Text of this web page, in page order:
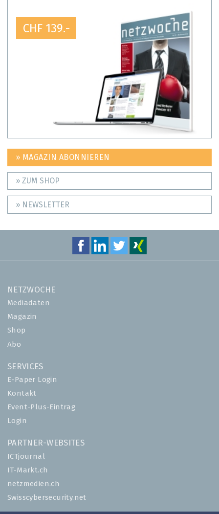
CHF 139.-
» MAGAZIN ABONNIEREN
» ZUM SHOP
» NEWSLETTER
NETZWOCHE
Mediadaten
Magazin
Shop
Abo
SERVICES
E-Paper Login
Kontakt
Event-Plus-Eintrag
Login
PARTNER-WEBSITES
ICTjournal
IT-Markt.ch
netzmedien.ch
Swisscybersecurity.net